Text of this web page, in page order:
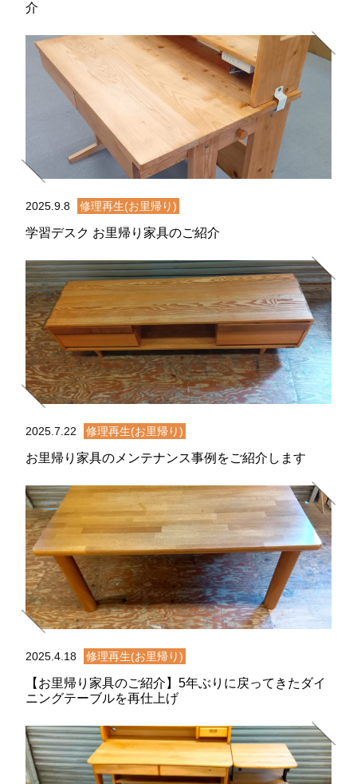
介
2025.9.8 修理再生(お里帰り)
学習デスク お里帰り家具のご紹介
2025.7.22 修理再生(お里帰り)
お里帰り家具のメンテナンス事例をご紹介します
2025.4.18 修理再生(お里帰り)
【お里帰り家具のご紹介】5年ぶりに戻ってきたダイ
ニングテーブルを再仕上げ